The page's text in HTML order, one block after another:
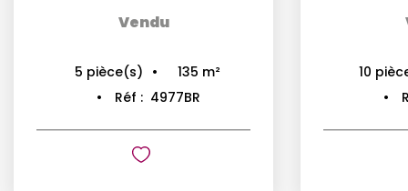
Vendu
5 pièce(s) 135 m²
Réf : 4977BR
10